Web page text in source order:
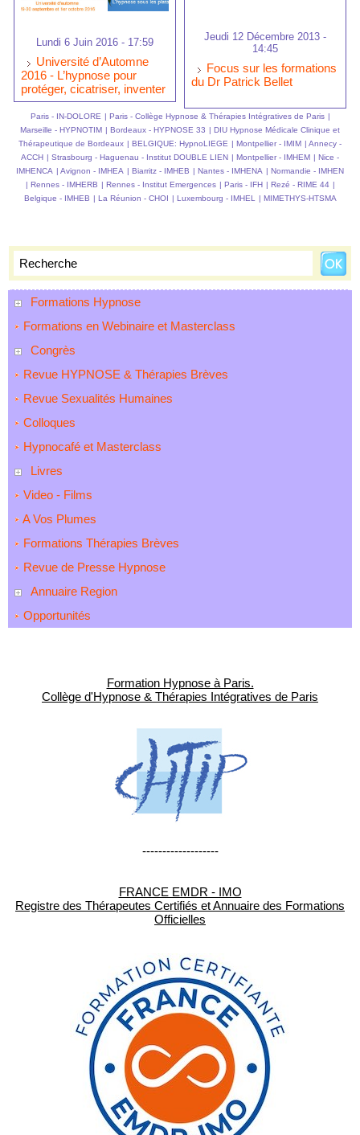
Formations Hypnose
Formations en Webinaire et Masterclass
Congrès
Revue HYPNOSE & Thérapies Brèves
Revue Sexualités Humaines
Colloques
Hypnocafé et Masterclass
Livres
Video - Films
A Vos Plumes
Formations Thérapies Brèves
Revue de Presse Hypnose
Annuaire Region
Opportunités
Formation Hypnose à Paris.
Collège d'Hypnose & Thérapies Intégratives de Paris
-------------------
FRANCE EMDR - IMO
Registre des Thérapeutes Certifiés et Annuaire des Formations
Officielles
Lundi 6 Juin 2016 - 17:59
Université d’Automne
2016 - L’hypnose pour
protéger, cicatriser, inventer
Jeudi 12 Décembre 2013 -
14:45
Focus sur les formations
du Dr Patrick Bellet
Paris - IN-DOLORE | Paris - Collège Hypnose & Thérapies Intégratives de Paris |
Marseille - HYPNOTIM | Bordeaux - HYPNOSE 33 | DIU Hypnose Médicale Clinique et
Thérapeutique de Bordeaux | BELGIQUE: HypnoLIEGE | Montpellier - IMIM | Annecy -
ACCH | Strasbourg - Haguenau - Institut DOUBLE LIEN | Montpellier - IMHEM | Nice -
IMHENCA | Avignon - IMHEA | Biarritz - IMHEB | Nantes - IMHENA | Normandie - IMHEN
| Rennes - IMHERB | Rennes - Institut Emergences | Paris - IFH | Rezé - RIME 44 |
Belgique - IMHEB | La Réunion - CHOI | Luxembourg - IMHEL | MIMETHYS-HTSMA